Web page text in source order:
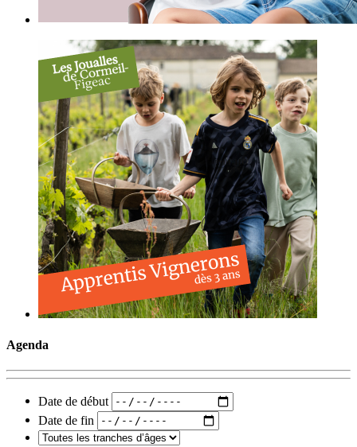
Agenda
Date de début
Date de fin